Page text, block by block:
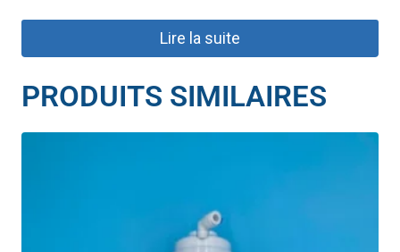
Lire la suite
PRODUITS SIMILAIRES